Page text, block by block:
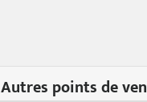
Autres points de